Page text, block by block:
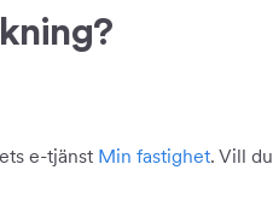
e-tjänst Min fastighet. Vill